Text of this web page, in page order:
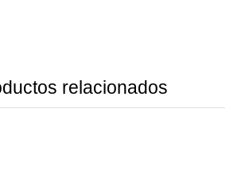
relacionados